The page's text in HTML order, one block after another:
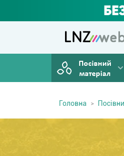
Посівний
матеріал
Головна